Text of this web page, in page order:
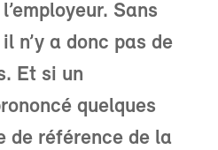
Sans
n’y a donc pas de
Et si un
quelques
de référence de la